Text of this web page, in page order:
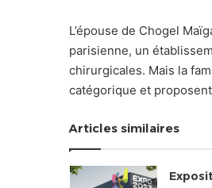
L’épouse de Chogel
parisienne, un
chirurgicales. Mais la
catégorique et
Articles similaires